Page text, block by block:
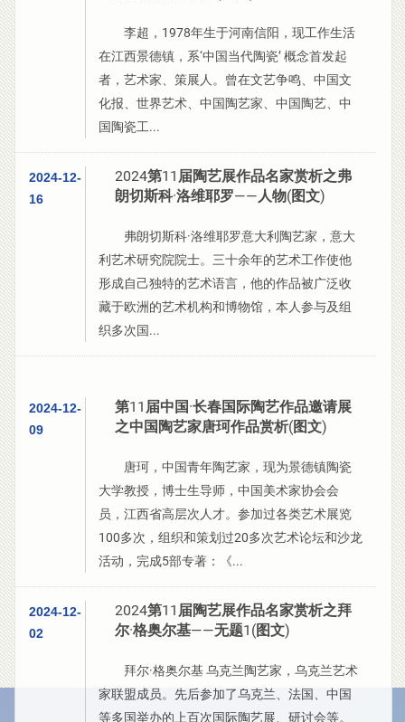
李超，1978年生于河南信阳，现工作生活
在江西景德镇，系‘中国当代陶瓷’ 概念首发起
者，艺术家、策展人。曾在文艺争鸣、中国文
化报、世界艺术、中国陶艺家、中国陶艺、中
国陶瓷工...
2024-12-
16
2024第11届陶艺展作品名家赏析之弗
朗切斯科·洛维耶罗——人物(图文)
弗朗切斯科·洛维耶罗意大利陶艺家，意大
利艺术研究院院士。三十余年的艺术工作使他
形成自己独特的艺术语言，他的作品被广泛收
藏于欧洲的艺术机构和博物馆，本人参与及组
织多次国...
2024-12-
09
第11届中国·长春国际陶艺作品邀请展
之中国陶艺家唐珂作品赏析(图文)
唐珂，中国青年陶艺家，现为景德镇陶瓷
大学教授，博士生导师，中国美术家协会会
员，江西省高层次人才。参加过各类艺术展览
100多次，组织和策划过20多次艺术论坛和沙龙
活动，完成5部专著：《...
2024-12-
02
2024第11届陶艺展作品名家赏析之拜
尔·格奥尔基——无题1(图文)
拜尔·格奥尔基 乌克兰陶艺家，乌克兰艺术
家联盟成员。先后参加了乌克兰、法国、中国
等多国举办的上百次国际陶艺展、研讨会等。